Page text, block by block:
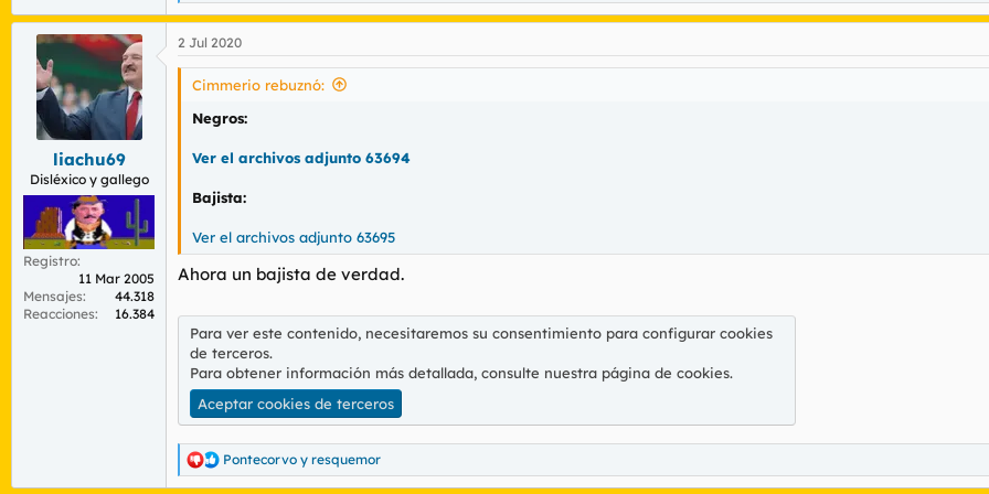
e
a
c
c
liachu69
Disléxico y gallego
Registro
11 Mar 2005
Mensajes
44.318
Reacciones
16.384
2 Jul 2020
Cimmerio rebuznó:
Negros:
Ver el archivos adjunto 63694
Bajista:
Ver el archivos adjunto 63695
Ahora un bajista de verdad.
Para ver este contenido, necesitaremos su consentimiento para configurar cookies
de terceros.
Para obtener información más detallada, consulte nuestra página de cookies.
Aceptar cookies de terceros
R
e
Pontecorvo y resquemor